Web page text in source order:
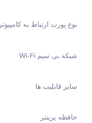
نوع پورت ارتباط به کامپیوتر
شبکه بی سیم Wi-Fi
سایر قابلیت ها
حافظه پرینتر